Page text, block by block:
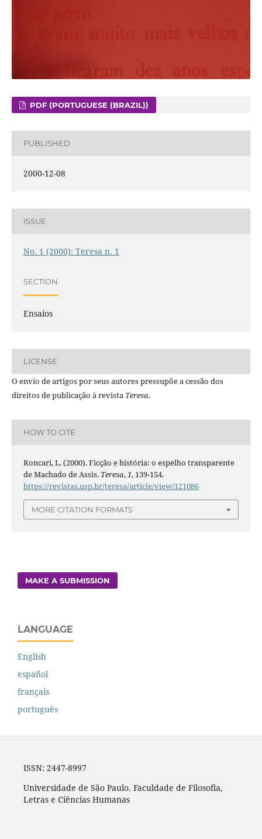
PDF (PORTUGUESE (BRAZIL))
PUBLISHED
2000-12-08
ISSUE
No. 1 (2000): Teresa n. 1
SECTION
Ensaios
LICENSE
O envio de artigos por seus autores pressupõe a cessão dos
direitos de publicação à revista Teresa.
HOW TO CITE
Roncari, L. (2000). Ficção e história: o espelho transparente
de Machado de Assis. Teresa,1, 139-154.
https://revistas.usp.br/teresa/article/view/121086
MORE CITATION FORMATS
MAKE A SUBMISSION
LANGUAGE
English
español
français
português
ISSN: 2447-8997
Universidade de São Paulo. Faculdade de Filosofia,
Letras e Ciências Humanas